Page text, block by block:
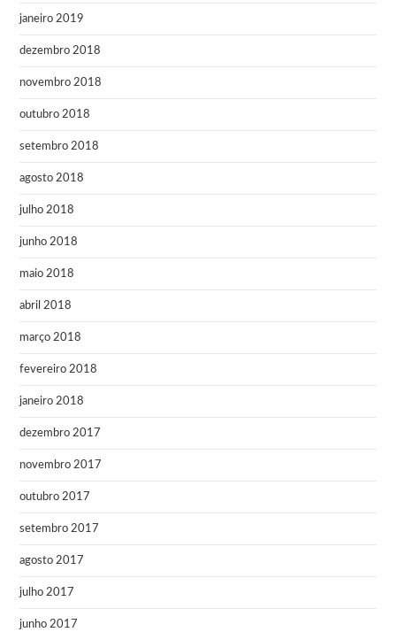
janeiro 2019
dezembro 2018
novembro 2018
outubro 2018
setembro 2018
agosto 2018
julho 2018
junho 2018
maio 2018
abril 2018
março 2018
fevereiro 2018
janeiro 2018
dezembro 2017
novembro 2017
outubro 2017
setembro 2017
agosto 2017
julho 2017
junho 2017